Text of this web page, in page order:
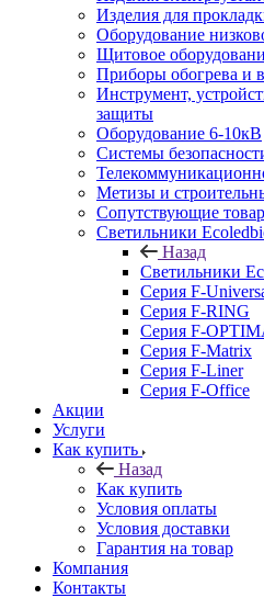
Изделия для
Оборудование
Щитовое
Приборы обогрева и
Инструмент,
защиты
Оборудование 6-10кВ
Системы
Метизы и
Сопутствующие
Светильники
Назад
Светильники
Серия F-
Серия F-RING
Серия F-
Серия F-Matrix
Серия F-Liner
Серия F-Office
Акции
Услуги
Как купить
Назад
Как купить
Условия оплаты
Условия доставки
Гарантия на товар
Компания
Контакты